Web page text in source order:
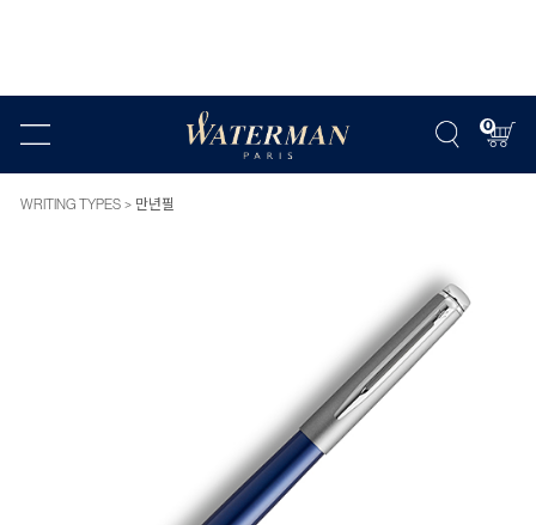
0
WRITING TYPES 만년필